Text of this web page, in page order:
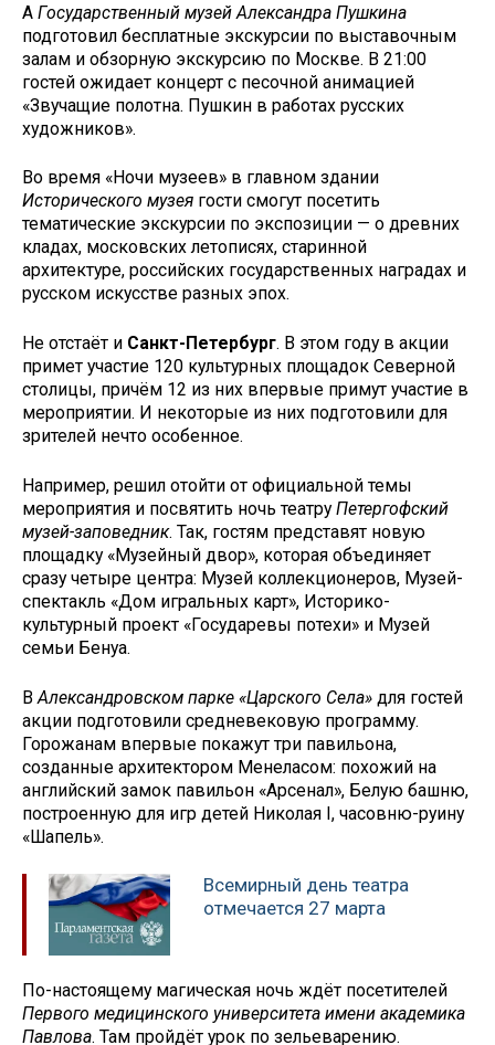
А Государственный музей Александра Пушкина
подготовил бесплатные экскурсии по выставочным
залам и обзорную экскурсию по Москве. В 21:00
гостей ожидает концерт с песочной анимацией
«Звучащие полотна. Пушкин в работах русских
художников».
Во время «Ночи музеев» в главном здании
Исторического музея гости смогут посетить
тематические экскурсии по экспозиции — о древних
кладах, московских летописях, старинной
архитектуре, российских государственных наградах и
русском искусстве разных эпох.
Не отстаёт и Санкт-Петербург. В этом году в акции
примет участие 120 культурных площадок Северной
столицы, причём 12 из них впервые примут участие в
мероприятии. И некоторые из них подготовили для
зрителей нечто особенное.
Например, решил отойти от официальной темы
мероприятия и посвятить ночь театруПетергофский
музей-заповедник. Так, гостям представят новую
площадку «Музейный двор», которая объединяет
сразу четыре центра: Музей коллекционеров, Музей-
спектакль «Дом игральных карт», Историко-
культурный проект «Государевы потехи» и Музей
семьи Бенуа.
В Александровском парке «Царского Села» для гостей
акции подготовили средневековую программу.
Горожанам впервые покажут три павильона,
созданные архитектором Менеласом: похожий на
английский замок павильон «Арсенал», Белую башню,
построенную для игр детей Николая I, часовню-руину
«Шапель».
Всемирный день театра
отмечается 27 марта
По-настоящему магическая ночь ждёт посетителей
Первого медицинского университета имени академика
Павлова. Там пройдёт урок по зельеварению.